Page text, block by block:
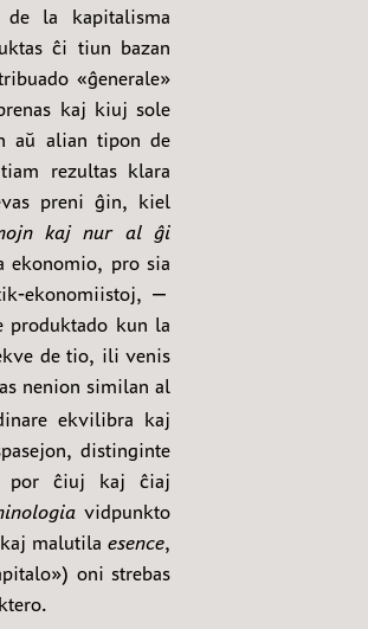
la kapitalisma
ĉi tiun bazan
«ĝenerale»
kaj kiuj sole
aŭ alian tipon de
rezultas klara
preni ĝin, kiel
kaj nur al ĝi
pro sia
ekonomiistoj, —
produktado kun la
de tio, ili venis
nenion similan al
ekvilibra kaj
distinginte
por ĉiuj kaj ĉiaj
vidpunkto
malutila esence,
oni strebas